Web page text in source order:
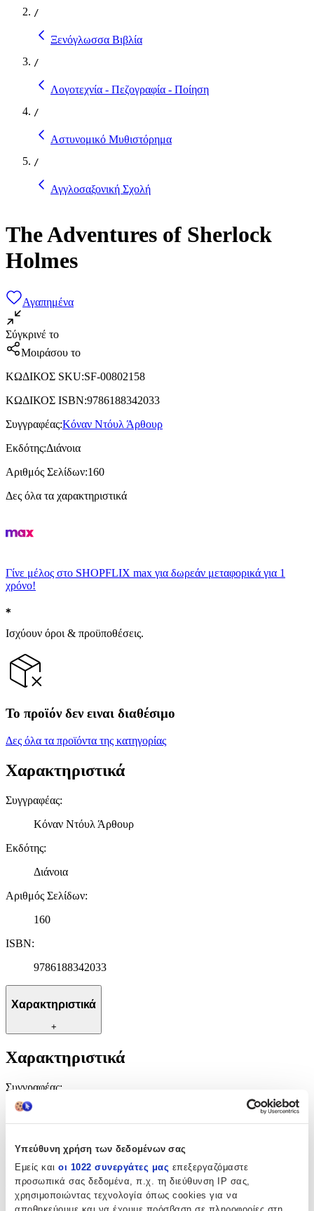
Υπεύθυνη χρήση των δεδομένων σας
Εμείς και οι 1022 συνεργάτες μας επεξεργαζόμαστε
προσωπικά σας δεδομένα, π.χ. τη διεύθυνση IP σας,
χρησιμοποιώντας τεχνολογία όπως cookies για να
/
Ξενόγλωσσα Βιβλία
/
Λογοτεχνία - Πεζογραφία - Ποίηση
/
Αστυνομικό Μυθιστόρημα
/
Αγγλοσαξονική Σχολή
The Adventures of Sherlock
Holmes
Αγαπημένα
Σύγκρινέ το
Μοιράσου το
ΚΩΔΙΚΟΣ SKU:SF-00802158
ΚΩΔΙΚΟΣ ISBN:9786188342033
Συγγραφέας:Κόναν Ντόυλ Άρθουρ
Εκδότης:Διάνοια
Αριθμός Σελίδων:160
Δες όλα τα χαρακτηριστικά
Γίνε μέλος στο SHOPFLIX max για δωρεάν μεταφορικά για 1
χρόνο!
Ισχύουν όροι & προϋποθέσεις.
Το προϊόν δεν ειναι διαθέσιμο
Δες όλα τα προϊόντα της κατηγορίας
Χαρακτηριστικά
Συγγραφέας:
Κόναν Ντόυλ Άρθουρ
Εκδότης:
Διάνοια
Αριθμός Σελίδων:
160
ISBN:
9786188342033
Χαρακτηριστικά
+
Χαρακτηριστικά
Συγγραφέας:
Αριθμός Σελίδων
160